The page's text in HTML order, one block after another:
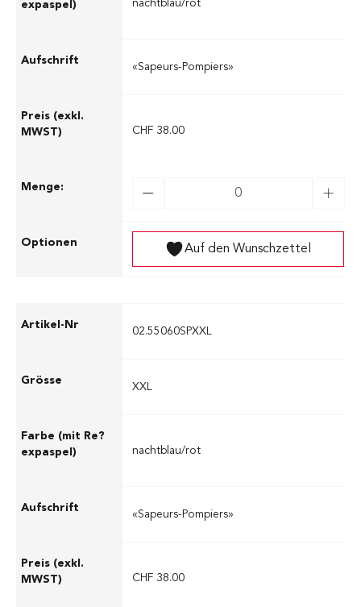
nachtblau/rot
«Sapeurs-Pompiers»
CHF 38.00
Auf den Wunschzettel
02.55060SPXXL
XXL
nachtblau/rot
«Sapeurs-Pompiers»
CHF 38.00